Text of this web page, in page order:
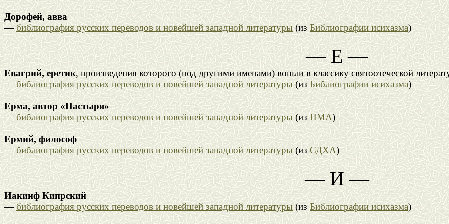
Дорофей, авва
—библиография русских переводов и новейшей западной литературы(изБиблиографии исихазма)
— Е —
Евагрий, еретик, произведения которого (под другими именами) вошли в классику святоотеческой
—библиография русских переводов и новейшей западной литературы(изБиблиографии исихазма)
Ерма, автор «Пастыря»
—библиография русских переводов и новейшей западной литературы (изПМА)
Ермий, философ
—библиография русских переводов и новейшей западной литературы(изСДХА)
— И —
Иакинф Кипрский
—библиография русских переводов и новейшей западной литературы(изБиблиографии исихазма)